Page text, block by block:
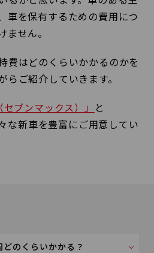
車を保有するための費用につ
ません。
費はどのくらいかかるのかを
らご紹介していきます。
セブンマックス）」
と
な新車を豊富にご用意してい
のくらいかかる？